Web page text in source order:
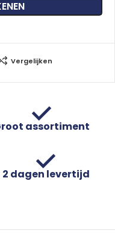
Vergelijken
assortiment
2 dagen levertijd